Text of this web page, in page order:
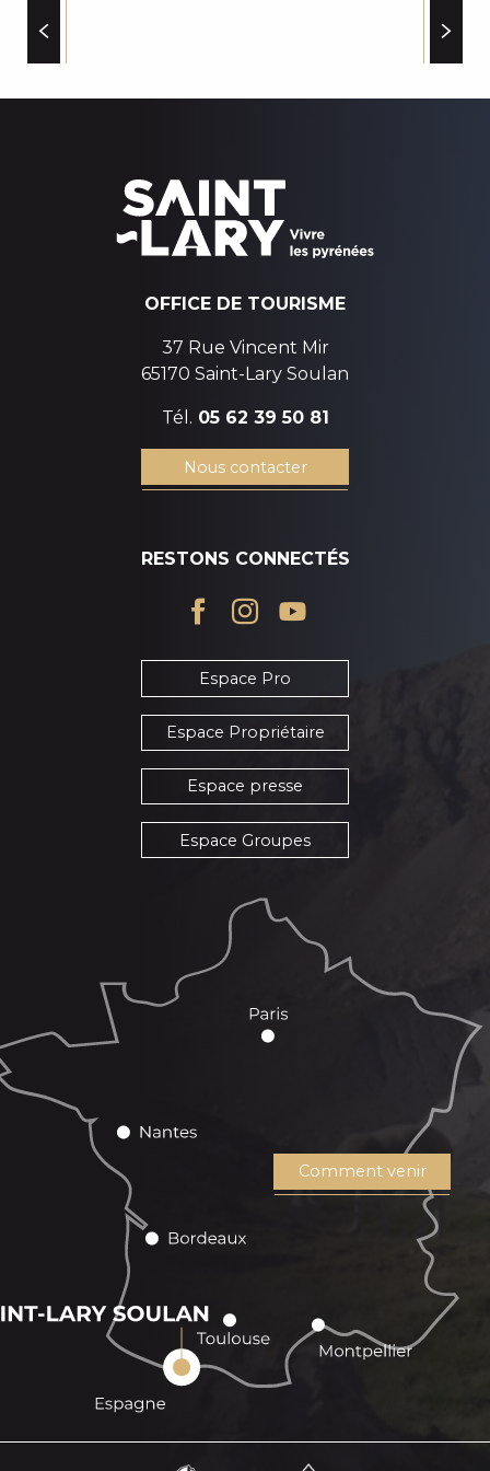
CREDIT AGRICOLE
ALTISERVICE REMONTEES MECANIQUES
GUICHET INITIATIVE PLURIACTIVITE EMPLOI (GIPE)
OFFICE DE TOURISME
37 Rue Vincent Mir
65170 Saint-Lary Soulan
Tél. 05 62 39 50 81
Nous contacter
RESTONS CONNECTÉS
Espace Pro
Espace Propriétaire
Espace presse
Espace Groupes
Comment venir